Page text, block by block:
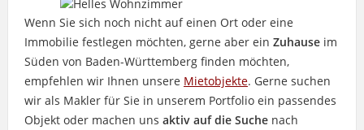
Wenn Sie sich noch nicht auf einen Ort oder eine
Immobilie festlegen möchten, gerne aber ein Zuhauseim
Süden von Baden-Württemberg finden möchten,
empfehlen wir Ihnen unsere Mietobjekte. Gerne suchen
wir als Makler für Sie in unserem Portfolio ein passendes
Objekt oder machen uns aktiv auf die Suchenach